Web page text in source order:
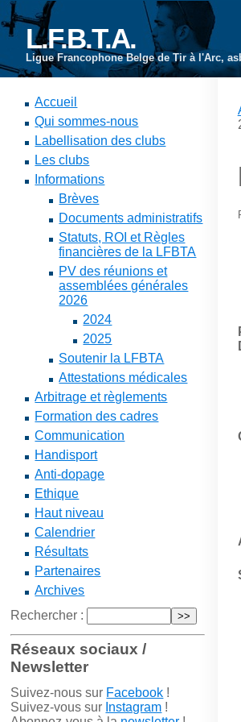
L.F.B.T.A.
Ligue Francophone Belge de Tir à l'Arc,
Accueil
Qui sommes-nous
Labellisation des clubs
Les clubs
Informations
Brèves
Documents administratifs
Statuts, ROI et Règles
financières de la LFBTA
PV des réunions et
assemblées générales
2026
2024
2025
Soutenir la LFBTA
Attestations médicales
Arbitrage et règlements
Formation des cadres
Communication
Handisport
Anti-dopage
Ethique
Haut niveau
Calendrier
Résultats
Partenaires
Archives
Rechercher :
Réseaux sociaux /
Newsletter
Suivez-nous sur Facebook !
Suivez-vous sur Instagram !